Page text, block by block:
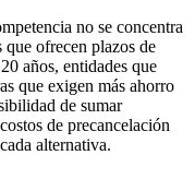
no se concentra
que ofrecen plazos de
años, entidades que
que exigen más ahorro
de sumar
de precancelación
alternativa.